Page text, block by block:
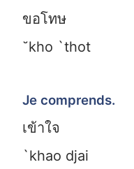
ขอโทษ
˘kho `thot
Je comprends.
เข้าใจ
`khao djai